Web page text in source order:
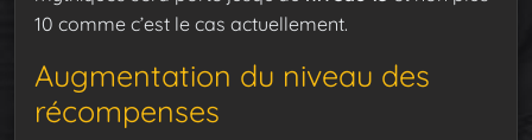
10 comme c’est le cas actuellement.
Augmentation du niveau des
récompenses